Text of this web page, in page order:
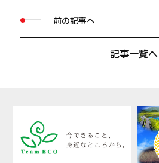
前の記事へ
記事一覧へ